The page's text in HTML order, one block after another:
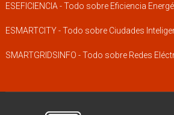
ESEFICIENCIA - Todo sobre Eficiencia
ESMARTCITY - Todo sobre Ciudades
SMARTGRIDSINFO - Todo sobre Redes